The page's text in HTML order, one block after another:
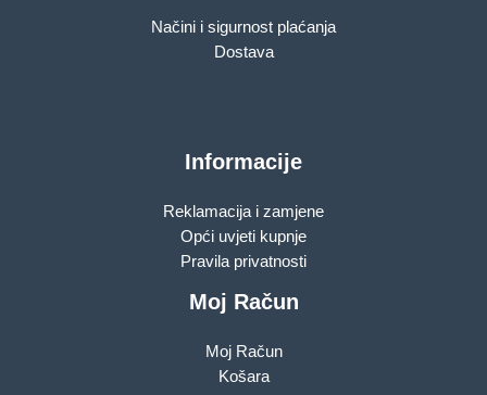
Načini i sigurnost plaćanja
Dostava
Informacije
Reklamacija i zamjene
Opći uvjeti kupnje
Pravila privatnosti
Moj Račun
Moj Račun
Košara